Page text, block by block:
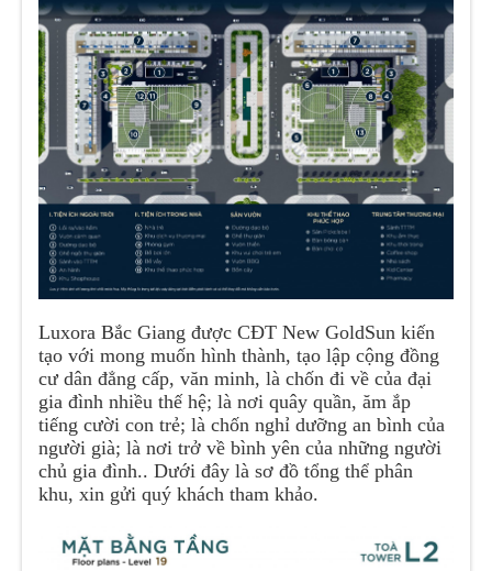
Luxora Bắc Giang được CĐT New GoldSun kiến
tạo với mong muốn hình thành, tạo lập cộng đồng
cư dân đẳng cấp, văn minh, là chốn đi về của đại
gia đình nhiều thế hệ; là nơi quây quần, ăm ắp
tiếng cười con trẻ; là chốn nghỉ dưỡng an bình của
người già; là nơi trở về bình yên của những người
chủ gia đình.. Dưới đây là sơ đồ tổng thể phân
khu, xin gửi quý khách tham khảo.